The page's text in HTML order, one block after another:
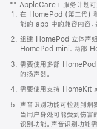
窗
口
中
打
开)
** AppleCare+ 服务计划可
在 HomePod (第二代)
能的 app 中的兼容内容。
组建 HomePod 立体声
HomePod mini、两部
需要使用多部 HomePod
的扬声器。
需要使用支持 HomeKit
声音识别功能可检测到烟
当用户身处可能受到伤害
识别功能。声音识别功能